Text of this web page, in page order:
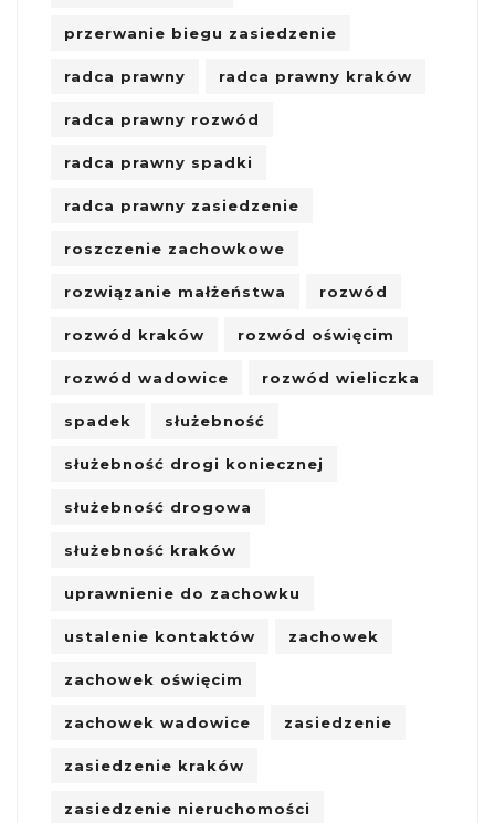
przerwanie biegu zasiedzenie
radca prawny radca prawny kraków
radca prawny rozwód
radca prawny spadki
radca prawny zasiedzenie
roszczenie zachowkowe
rozwiązanie małżeństwa rozwód
rozwód kraków rozwód oświęcim
rozwód wadowice rozwód wieliczka
spadek służebność
służebność drogi koniecznej
służebność drogowa
służebność kraków
uprawnienie do zachowku
ustalenie kontaktów zachowek
zachowek oświęcim
zachowek wadowice zasiedzenie
zasiedzenie kraków
zasiedzenie nieruchomości